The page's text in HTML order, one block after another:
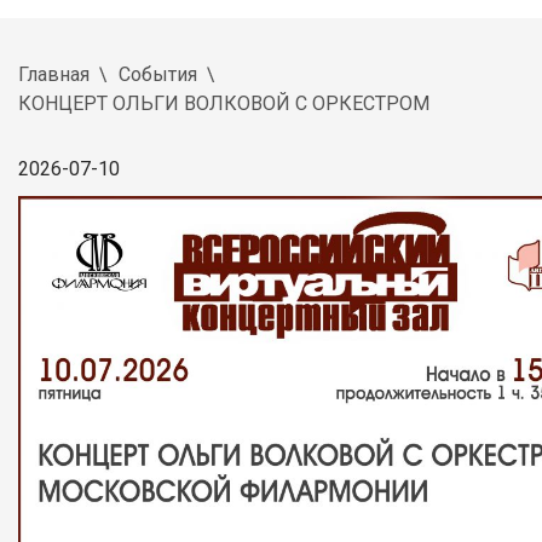
Главная
События
КОНЦЕРТ ОЛЬГИ ВОЛКОВОЙ С ОРКЕСТРОМ
2026-07-10